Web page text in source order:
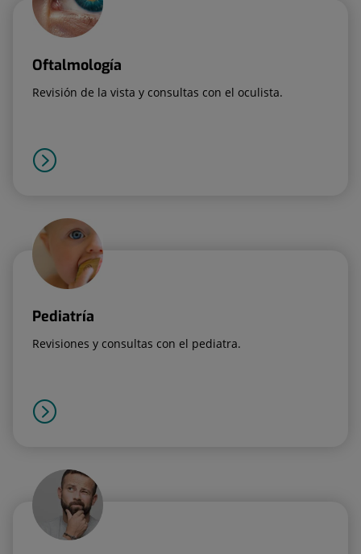
Oftalmología
Revisión de la vista y consultas con el oculista.
Pediatría
Revisiones y consultas con el pediatra.